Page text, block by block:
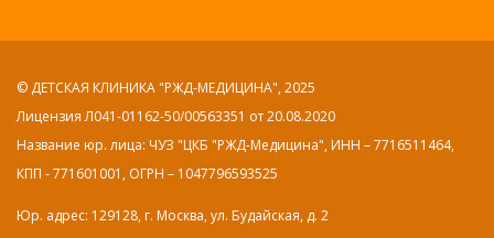
© ДЕТСКАЯ КЛИНИКА "РЖД-МЕДИЦИНА", 2025
Лицензия Л041-01162-50/00563351 от 20.08.2020
Название юр. лица: ЧУЗ "ЦКБ "РЖД-Медицина", ИНН – 7716511464,
КПП - 771601001, ОГРН – 1047796593525
Юр. адрес: 129128, г. Москва, ул. Будайская, д. 2